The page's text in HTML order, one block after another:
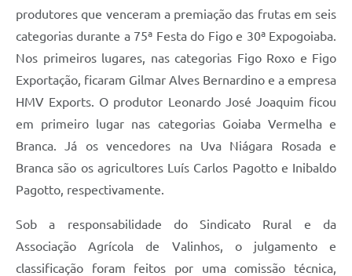
Contato
produtores que venceram a premiação das frutas em seis
categorias durante a 75ª Festa do Figo e 30ª Expogoiaba.
Nos primeiros lugares, nas categorias Figo Roxo e Figo
Exportação, ficaram Gilmar Alves Bernardino e a empresa
HMV Exports. O produtor Leonardo José Joaquim ficou
em primeiro lugar nas categorias Goiaba Vermelha e
Branca. Já os vencedores na Uva Niágara Rosada e
Branca são os agricultores Luís Carlos Pagotto e Inibaldo
Pagotto, respectivamente.
Sob a responsabilidade do Sindicato Rural e da
Associação Agrícola de Valinhos, o julgamento e
classificação foram feitos por uma comissão técnica,